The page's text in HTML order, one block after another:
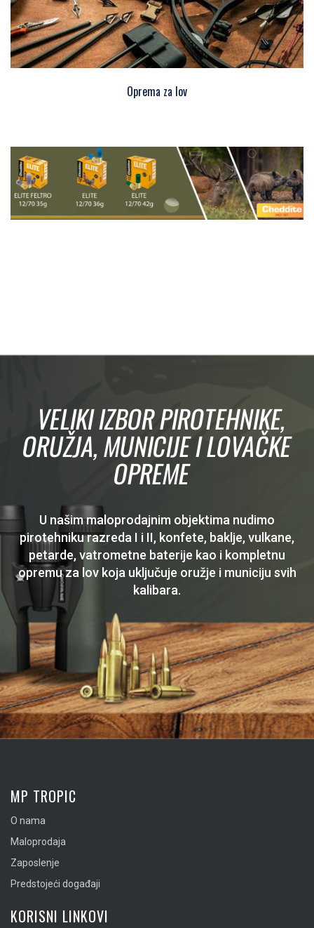
Oprema za lov
VELIKI IZBOR PIROTEHNIKE,
ORUŽJA, MUNICIJE I LOVAČKE
OPREME
U našim maloprodajnim objektima nudimo
pirotehniku razreda I i II, konfete, baklje, vulkane,
petarde, vatrometne baterije kao i kompletnu
opremu za lov koja uključuje oružje i municiju svih
kalibara.
MP TROPIC
O nama
Maloprodaja
Zaposlenje
Predstojeći događaji
KORISNI LINKOVI